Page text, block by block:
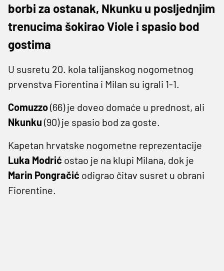
borbi za ostanak, Nkunku u posljednjim
trenucima šokirao Viole i spasio bod
gostima
U susretu 20. kola talijanskog nogometnog
prvenstva Fiorentina i Milan su igrali 1-1.
Comuzzo(66) je doveo domaće u prednost, ali
Nkunku (90) je spasio bod za goste.
Kapetan hrvatske nogometne reprezentacije
Luka Modrić ostao je na klupi Milana, dok je
Marin Pongračić odigrao čitav susret u obrani
Fiorentine.